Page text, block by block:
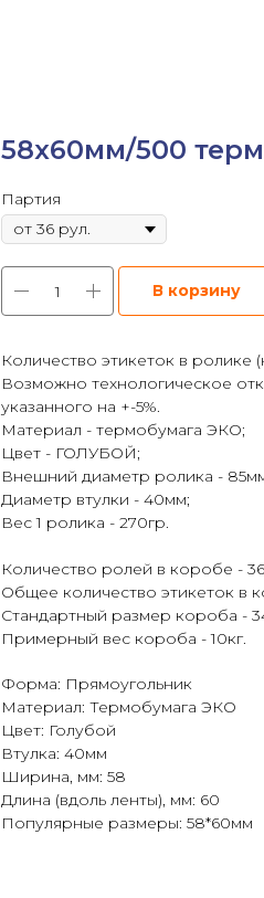
58х60мм/500
Партия
В корзину
Количество этикеток в ролике
Возможно технологическое
указанного на +-5%.
Материал - термобумага ЭКО;
Цвет - ГОЛУБОЙ;
Внешний диаметр ролика -
Диаметр втулки - 40мм;
Вес 1 ролика - 270гр.
Количество ролей в коробе -
Общее количество этикеток в
Стандартный размер короба -
Примерный вес короба - 10кг.
Форма: Прямоугольник
Материал: Термобумага ЭКО
Цвет: Голубой
Втулка: 40мм
Ширина, мм: 58
Длина (вдоль ленты), мм: 60
Популярные размеры: 58*60мм